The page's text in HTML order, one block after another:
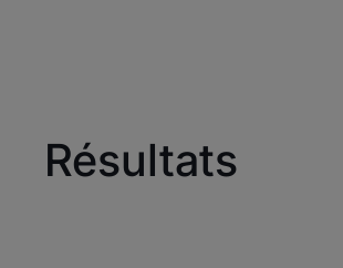
Résultats